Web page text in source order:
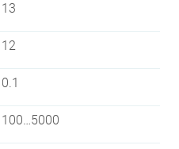
13
12
0.1
100…5000